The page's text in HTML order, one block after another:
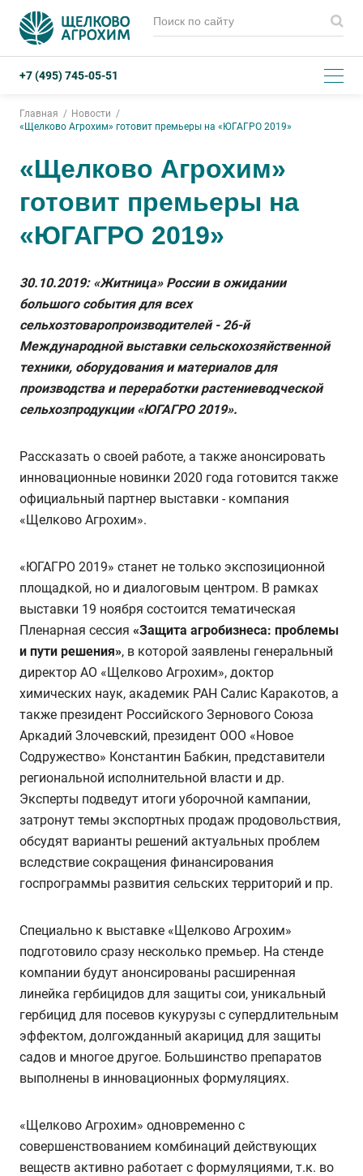
+7 (495) 745-05-51
Главная
Новости
«Щелково Агрохим» готовит премьеры на «ЮГАГРО 2019»
«Щелково Агрохим»
готовит премьеры на
«ЮГАГРО 2019»
30.10.2019: «Житница» России в ожидании
большого события для всех
сельхозтоваропроизводителей - 26-й
Международной выставки сельскохозяйственной
техники, оборудования и материалов для
производства и переработки растениеводческой
сельхозпродукции «ЮГАГРО 2019».
Рассказать о своей работе, а также анонсировать
инновационные новинки 2020 года готовится также
официальный партнер выставки - компания
«Щелково Агрохим».
«ЮГАГРО 2019» станет не только экспозиционной
площадкой, но и диалоговым центром. В рамках
выставки 19 ноября состоится тематическая
Пленарная сессия «Защита агробизнеса: проблемы
и пути решения», в которой заявлены генеральный
директор АО «Щелково Агрохим», доктор
химических наук, академик РАН Салис Каракотов, а
также президент Российского Зернового Союза
Аркадий Злочевский, президент ООО «Новое
Содружество» Константин Бабкин, представители
региональной исполнительной власти и др.
Эксперты подведут итоги уборочной кампании,
затронут темы экспортных продаж продовольствия,
обсудят варианты решений актуальных проблем
вследствие сокращения финансирования
госпрограммы развития сельских территорий и пр.
Специально к выставке «Щелково Агрохим»
подготовило сразу несколько премьер. На стенде
компании будут анонсированы расширенная
линейка гербицидов для защиты сои, уникальный
гербицид для посевов кукурузы с супердлительным
эффектом, долгожданный акарицид для защиты
садов и многое другое. Большинство препаратов
выполнены в инновационных формуляциях.
«Щелково Агрохим» одновременно с
совершенствованием комбинаций действующих
веществ активно работает с формуляциями, т.к. во